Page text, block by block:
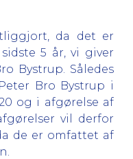
da det er
5 år, vi giver
Bystrup. Således
Bro Bystrup i
og i afgørelse af
vil derfor
de er omfattet af